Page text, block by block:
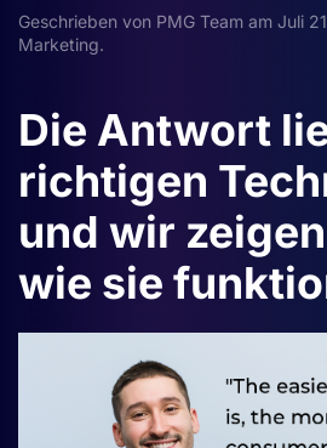
Geschrieben von PMG Team am Juli
Marketing.
Die Antwort
richtigen
und wir
wie sie